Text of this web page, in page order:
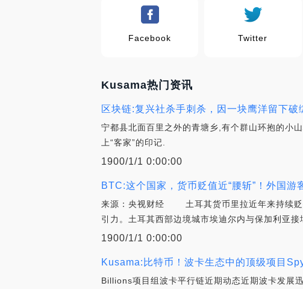
Facebook Twitter
Kusama热门资讯
区块链:复兴社杀手刺杀，因一块鹰洋留下破
宁都县北面百里之外的青塘乡,有个群山环抱的小
上“客家”的印记.
1900/1/1 0:00:00
BTC:这个国家，货币贬值近“腰斩”！外国
来源：央视财经 土耳其货币里拉近年来持续贬
引力。土耳其西部边境城市埃迪尔内与保加利亚接
1900/1/1 0:00:00
Kusama:比特币！波卡生态中的顶级项目
Billions项目组波卡平行链近期动态近期波卡发展